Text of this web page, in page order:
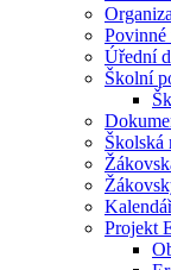
Povinné
Úřední
Školní
Školská
Projekt